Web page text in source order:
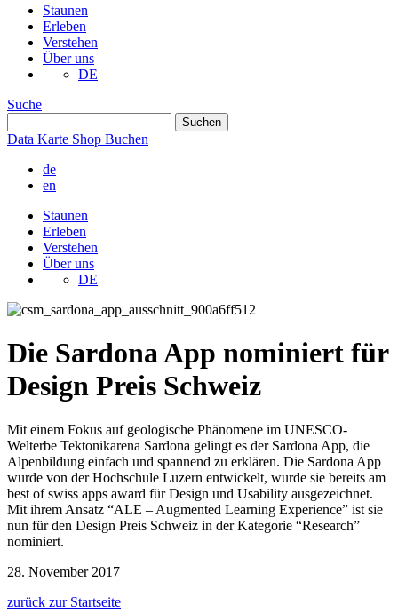
Staunen
Erleben
Verstehen
Über uns
DE
Suche
Data Karte Shop Buchen
de
en
Staunen
Erleben
Verstehen
Über uns
DE
Die Sardona App nominiert für
Design Preis Schweiz
Mit einem Fokus auf geologische Phänomene im UNESCO-
Welterbe Tektonikarena Sardona gelingt es der Sardona App, die
Alpenbildung einfach und spannend zu erklären. Die Sardona App
wurde von der Hochschule Luzern entwickelt, wurde sie bereits am
best of swiss apps award für Design und Usability ausgezeichnet.
Mit ihrem Ansatz “ALE – Augmented Learning Experience” ist sie
nun für den Design Preis Schweiz in der Kategorie “Research”
nominiert.
28. November 2017
zurück zur Startseite